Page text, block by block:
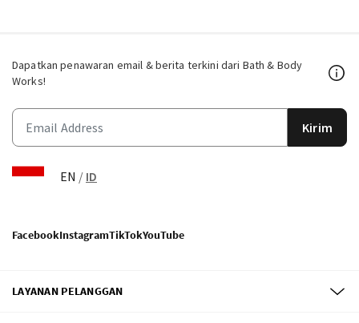
Dapatkan penawaran email & berita terkini dari Bath & Body
Works!
Kirim
EN / ID
FacebookInstagramTikTokYouTube
LAYANAN PELANGGAN